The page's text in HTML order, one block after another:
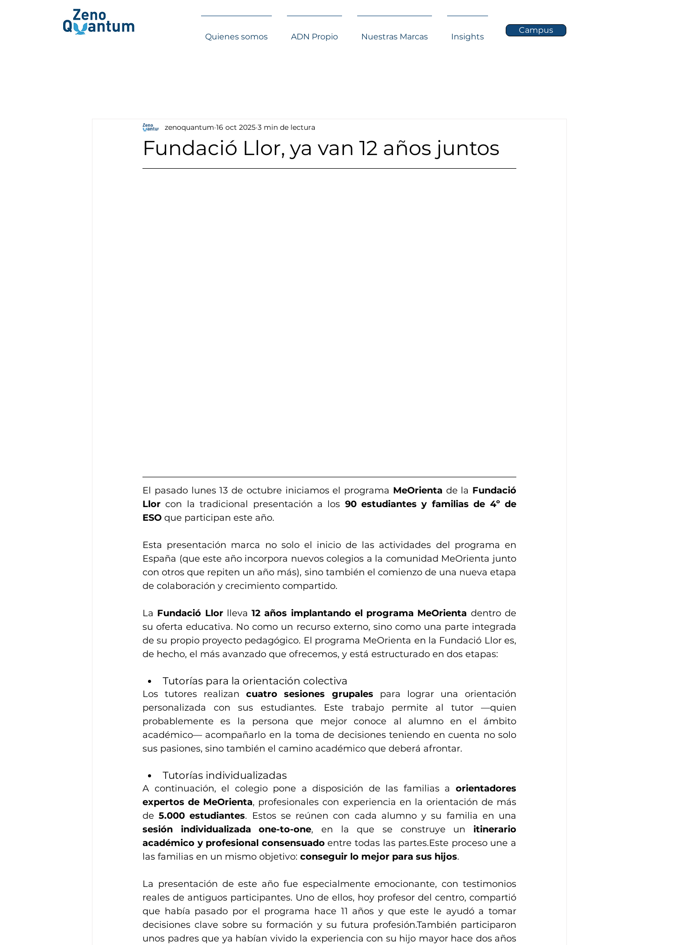
Quienes somos ADN Propio Nuestras Marcas Insights
Campus
Fundació Llor, ya van 12 años juntos
zenoquantum 16 oct 2025 3 min de lectura
El pasado lunes 13 de octubre iniciamos el programa MeOrienta de la Fundació
Llor con la tradicional presentación a los 90 estudiantes y familias de 4º de
ESO que participan este año.
Esta presentación marca no solo el inicio de las actividades del programa en
España (que este año incorpora nuevos colegios a la comunidad MeOrienta junto
con otros que repiten un año más), sino también el comienzo de una nueva etapa
de colaboración y crecimiento compartido.
La Fundació Llor lleva 12 años implantando el programa MeOrienta dentro de
su oferta educativa. No como un recurso externo, sino como una parte integrada
de su propio proyecto pedagógico. El programa MeOrienta en la Fundació Llor es,
de hecho, el más avanzado que ofrecemos, y está estructurado en dos etapas:
Tutorías para la orientación colectiva
Los tutores realizan cuatro sesiones grupales para lograr una orientación
personalizada con sus estudiantes. Este trabajo permite al tutor —quien
probablemente es la persona que mejor conoce al alumno en el ámbito
académico— acompañarlo en la toma de decisiones teniendo en cuenta no solo
sus pasiones, sino también el camino académico que deberá afrontar.
Tutorías individualizadas
A continuación, el colegio pone a disposición de las familias a orientadores
expertos de MeOrienta, profesionales con experiencia en la orientación de más
de 5.000 estudiantes
sesión individualizada one-to-one, en la que se construye un itinerario
académico y profesional consensuado entre todas las partes.Este proceso une a
las familias en un mismo objetivo: conseguir lo mejor para sus hijos.
La presentación de este año fue especialmente emocionante, con testimonios
reales de antiguos participantes. Uno de ellos, hoy profesor del centro, compartió
que había pasado por el programa hace 11 años y que este le ayudó a tomar
decisiones clave sobre su formación y su futura profesión.También participaron
unos padres que ya habían vivido la experiencia con su hijo mayor hace dos años